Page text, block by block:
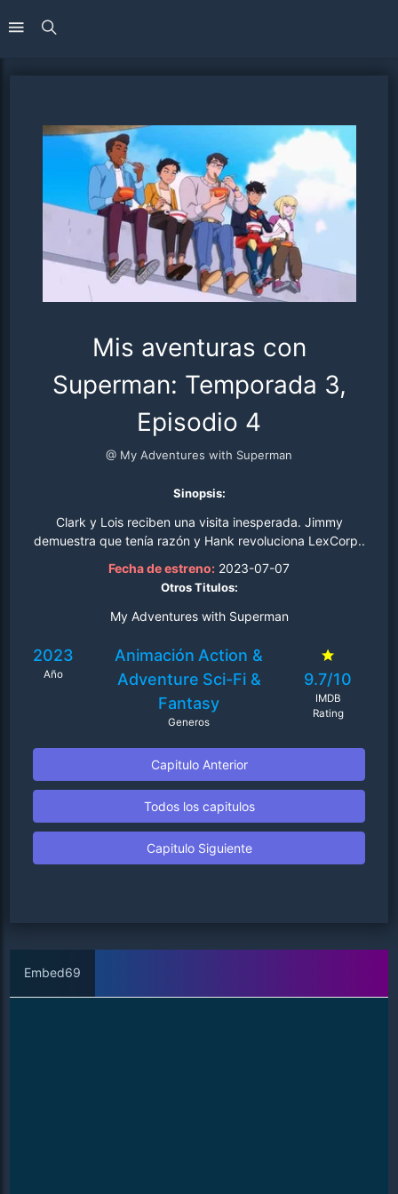
Mis aventuras con
Superman: Temporada 3,
Episodio 4
@ My Adventures with Superman
Sinopsis:
Clark y Lois reciben una visita inesperada. Jimmy
demuestra que tenía razón y Hank revoluciona LexCorp..
Fecha de estreno: 2023-07-07
Otros Titulos:
My Adventures with Superman
2023
Año
Animación Action &
Adventure Sci-Fi &
Fantasy
Generos
9.7/10
IMDB
Rating
Capitulo Anterior
Todos los capitulos
Capitulo Siguiente
Embed69